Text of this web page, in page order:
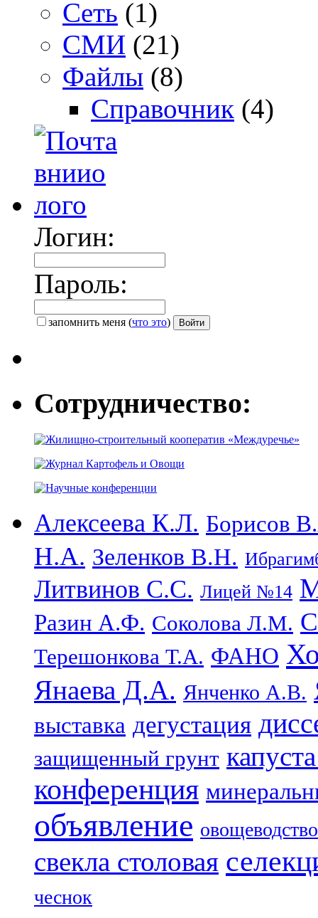
Сеть (1)
СМИ (21)
Файлы (8)
Справочник (4)
Логин:
Пароль:
запомнить меня (что это)
Сотрудничество:
Алексеева К.Л. Борисов
Н.А. Зеленков В.Н.
Литвинов С.С. Лицей №14
Разин А.Ф. Соколова Л.М.
Терешонкова Т.А. ФАНО
Янаева Д.А. Янченко А.В.
выставка дегустация
защищенный грунт
конференция
объявление овощеводство
свекла столовая
чеснок